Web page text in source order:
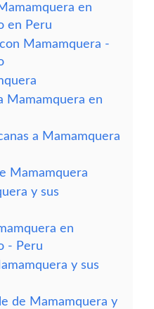
en
en Peru
Mamamquera -
Mamamquera en
a Mamamquera
Mamamquera
y sus
en
- Peru
y sus
de Mamamquera y